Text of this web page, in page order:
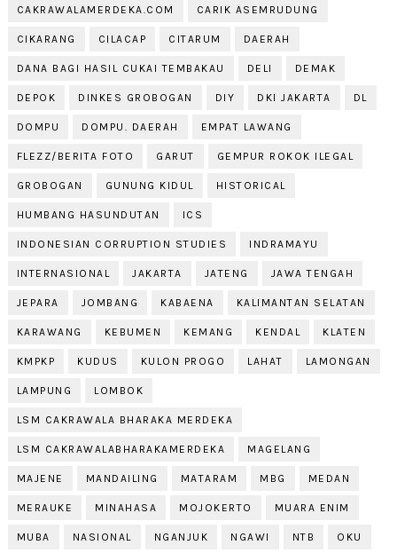
CAKRAWALAMERDEKA.COM CARIK ASEMRUDUNG
CIKARANG CILACAP CITARUM DAERAH
DANA BAGI HASIL CUKAI TEMBAKAU DELI DEMAK
DEPOK DINKES GROBOGAN DIY DKI JAKARTA DL
DOMPU DOMPU. DAERAH EMPAT LAWANG
FLEZZ/BERITA FOTO GARUT GEMPUR ROKOK ILEGAL
GROBOGAN GUNUNG KIDUL HISTORICAL
HUMBANG HASUNDUTAN ICS
INDONESIAN CORRUPTION STUDIES INDRAMAYU
INTERNASIONAL JAKARTA JATENG JAWA TENGAH
JEPARA JOMBANG KABAENA KALIMANTAN SELATAN
KARAWANG KEBUMEN KEMANG KENDAL KLATEN
KMPKP KUDUS KULON PROGO LAHAT LAMONGAN
LAMPUNG LOMBOK
LSM CAKRAWALA BHARAKA MERDEKA
LSM CAKRAWALABHARAKAMERDEKA MAGELANG
MAJENE MANDAILING MATARAM MBG MEDAN
MERAUKE MINAHASA MOJOKERTO MUARA ENIM
MUBA NASIONAL NGANJUK NGAWI NTB OKU